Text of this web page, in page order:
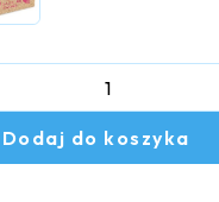
Dodaj do koszyka